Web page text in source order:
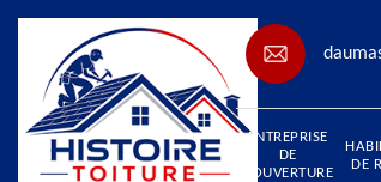
ENTREPRISE
DE
COUVERTURE
DE